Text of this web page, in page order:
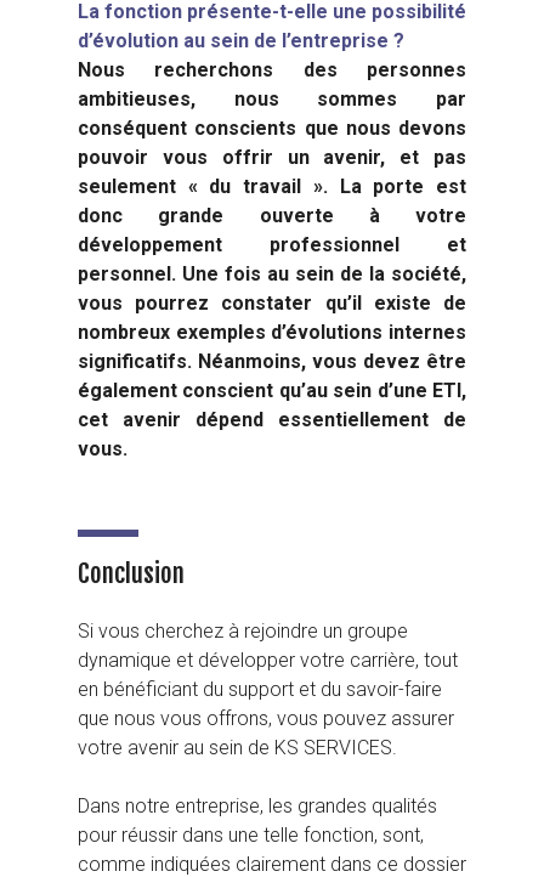
La fonction présente-t-elle une possibilité
d’évolution au sein de l’entreprise ?
Nous recherchons des personnes
ambitieuses, nous sommes par
conséquent conscients que nous devons
pouvoir vous offrir un avenir, et pas
seulement « du travail ». La porte est
donc grande ouverte à votre
développement professionnel et
personnel. Une fois au sein de la société,
vous pourrez constater qu’il existe de
nombreux exemples d’évolutions internes
significatifs. Néanmoins, vous devez être
également conscient qu’au sein d’une ETI,
cet avenir dépend essentiellement de
vous.
Conclusion
Si vous cherchez à rejoindre un groupe
dynamique et développer votre carrière, tout
en bénéficiant du support et du savoir-faire
que nous vous offrons, vous pouvez assurer
votre avenir au sein de KS SERVICES.
Dans notre entreprise, les grandes qualités
pour réussir dans une telle fonction, sont,
comme indiquées clairement dans ce dossier